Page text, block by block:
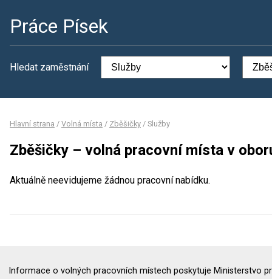
Práce Písek
Hledat zaměstnání
Hlavní strana / Volná místa / Zběšičky / Služby
Zběšičky – volná pracovní místa v
Aktuálně neevidujeme žádnou pracovní nabídku.
Informace o volných pracovních místech poskytuje Ministerstvo